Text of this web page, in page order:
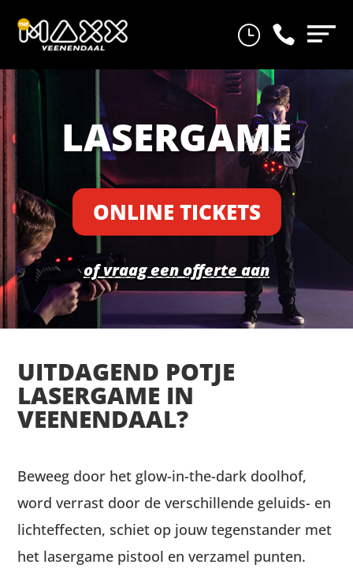

}
LASERGAME
ONLINE TICKETS
of vraag een offerte aan
UITDAGEND POTJE
LASERGAME IN
VEENENDAAL?
Beweeg door het glow-in-the-dark doolhof,
word verrast door de verschillende geluids- en
lichteffecten, schiet op jouw tegenstander met
het lasergame pistool en verzamel punten.